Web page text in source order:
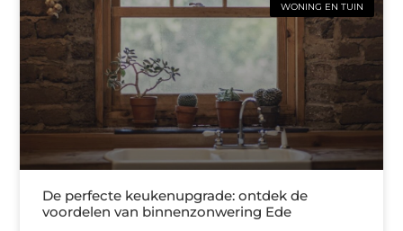
WONING EN TUIN
De perfecte keukenupgrade: ontdek de
voordelen van binnenzonwering Ede